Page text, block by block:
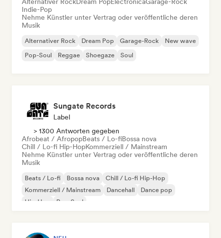
Indie-Pop
Nehme Künstler unter Vertrag oder veröffentliche deren
Musik
Alternativer Rock Dream Pop Garage-Rock
New wave
Pop-Soul
Reggae Shoegaze Soul
Sungate Records
Label
> 1300 Antworten gegeben
Afrobeat / AfropopBeats / Lo-fiBossa nova
Chill / Lo-fi Hip-HopKommerziell / Mainstream
Nehme Künstler unter Vertrag oder veröffentliche deren
Musik
Beats / Lo-fi Bossa nova
Chill / Lo-fi Hip-Hop
Kommerziell / Mainstream
Dancehall
Dance pop
Hip-Hop
Pop-Soul